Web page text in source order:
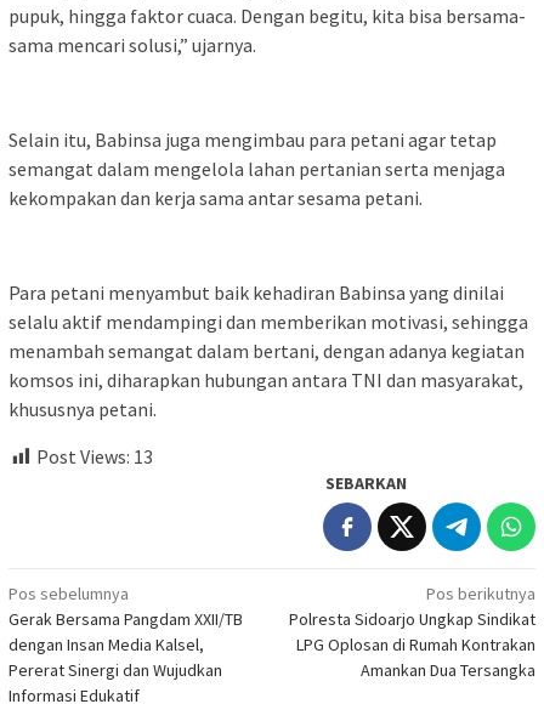
pupuk, hingga faktor cuaca. Dengan begitu, kita bisa bersama-
sama mencari solusi,” ujarnya.
Selain itu, Babinsa juga mengimbau para petani agar tetap
semangat dalam mengelola lahan pertanian serta menjaga
kekompakan dan kerja sama antar sesama petani.
Para petani menyambut baik kehadiran Babinsa yang dinilai
selalu aktif mendampingi dan memberikan motivasi, sehingga
menambah semangat dalam bertani, dengan adanya kegiatan
komsos ini, diharapkan hubungan antara TNI dan masyarakat,
khususnya petani.
Post Views: 13
SEBARKAN
Navigasi
pos
Pos sebelumnya
Gerak Bersama Pangdam XXII/TB
dengan Insan Media Kalsel,
Pererat Sinergi dan Wujudkan
Informasi Edukatif
Pos berikutnya
Polresta Sidoarjo Ungkap Sindikat
LPG Oplosan di Rumah Kontrakan
Amankan Dua Tersangka